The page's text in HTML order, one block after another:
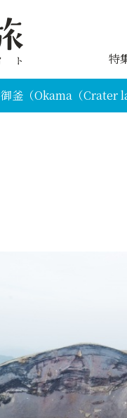
特
御釜（Okama（Crater